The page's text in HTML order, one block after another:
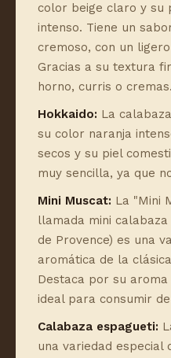
color beige claro y su
intenso. Tiene un
cremoso, con un
Gracias a su textura
horno, curris o cremas.
Hokkaido: La
su color naranja
secos y su piel
muy sencilla, ya que
Mini Muscat: La "Mini
llamada mini
de Provence) es una
aromática de la
Destaca por su
ideal para consumir
Calabaza espagueti:
una variedad especial